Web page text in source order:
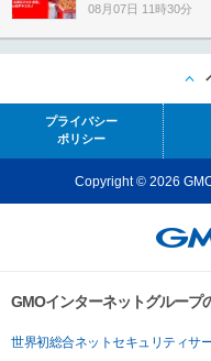
08月07日 11時30分
プライバシー
ポリシー
Copyright © 2026
GMOインターネットグループ
世界初総合ネットセキュリティサ